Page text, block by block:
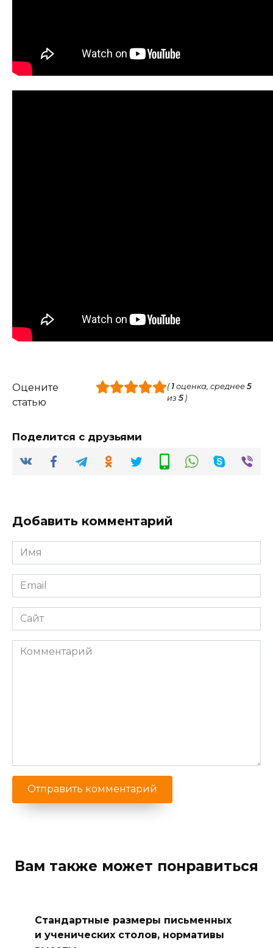
Оцените
статью
( 1оценка, среднее 5
из 5)
Поделится с друзьями
Добавить комментарий
Имя
*
Email
*
Сайт
Комментарий
Вам также может понравиться
Стандартные размеры письменных
и ученических столов, нормативы